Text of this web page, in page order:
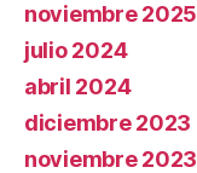
noviembre 2025
julio 2024
abril 2024
diciembre 2023
noviembre 2023